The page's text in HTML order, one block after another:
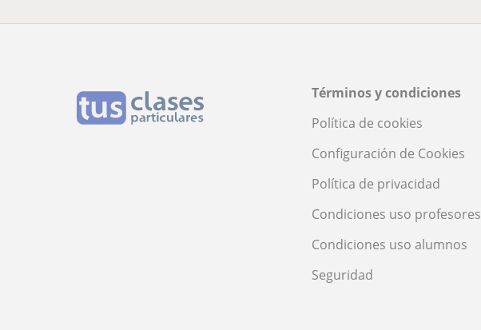
Términos y condiciones
Política de cookies
Configuración de Cookies
Política de privacidad
Condiciones uso profesores
Condiciones uso alumnos
Seguridad